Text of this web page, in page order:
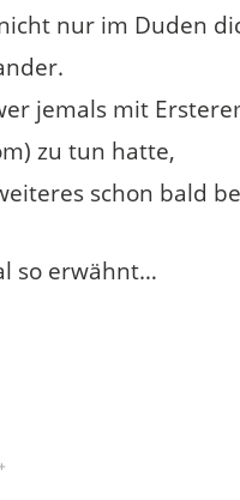
nur im Duden
jemals mit
zu tun hatte,
schon bald
so erwähnt…